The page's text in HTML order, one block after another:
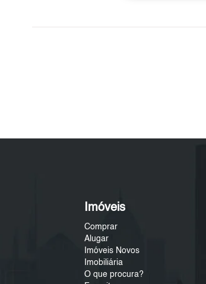
Imóveis
Comprar
Alugar
Imóveis Novos
Imobiliária
O que procura?